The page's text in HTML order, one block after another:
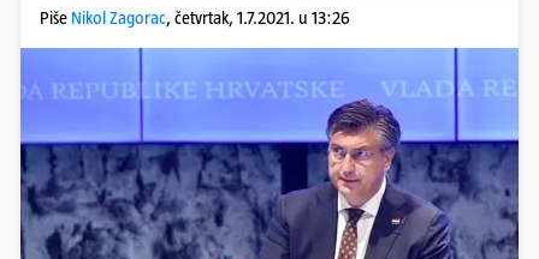
Piše Nikol Zagorac, četvrtak, 1.7.2021. u 13:26